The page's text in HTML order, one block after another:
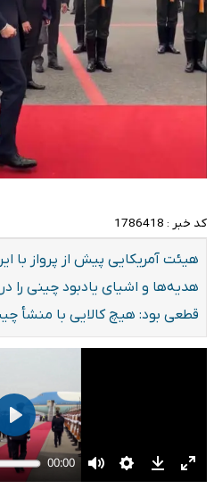
کد خبر : 1786418
هیئت آمریکایی پیش از پرواز با
هدیه‌ها و اشیای یادبود چینی را
قطعی بود: هیچ کالایی با منشأ